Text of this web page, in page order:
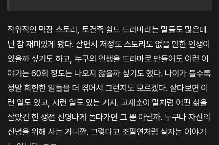
작위적인 막장 스토리, 토건족 쉴드 드라마라는 말들도 많은데
난 참 재미있게 봤다. 살면서 저정도 스토리도 없을 만한 인생이
있을까 싶기도 하고, 누구의 인생을 드라마로 만들어도 이런 이
야기는 60회 정도는 나오지 않을까 싶기도 했다. 나이가 들수록
정말 희한한 일들을 더 겪어서 그런지도 모르겠다. 살다보면 이
런 일도 있고, 저런 일도 있는 거지. 고재춘이 말처럼 어떤 삶을
살았건 한 생전 신명나게 놀다가면 그 뿐 아닐까. 누구나 자신의
신념을 위해 사는 거니깐. 그렇다고 조필연처럼 살자는 이야기